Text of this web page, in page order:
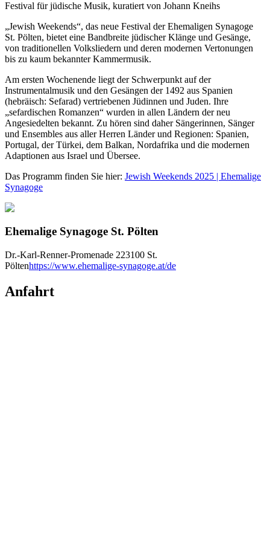
Festival für jüdische Musik, kuratiert von Johann Kneihs
„Jewish Weekends“, das neue Festival der Ehemaligen Synagoge
St. Pölten, bietet eine Bandbreite jüdischer Klänge und Gesänge,
von traditionellen Volksliedern und deren modernen Vertonungen
bis zu kaum bekannter Kammermusik.
Am ersten Wochenende liegt der Schwerpunkt auf der
Instrumentalmusik und den Gesängen der 1492 aus Spanien
(hebräisch: Sefarad) vertriebenen Jüdinnen und Juden. Ihre
„sefardischen Romanzen“ wurden in allen Ländern der neu
Angesiedelten bekannt. Zu hören sind daher Sängerinnen, Sänger
und Ensembles aus aller Herren Länder und Regionen: Spanien,
Portugal, der Türkei, dem Balkan, Nordafrika und die modernen
Adaptionen aus Israel und Übersee.
Das Programm finden Sie hier: Jewish Weekends 2025 | Ehemalige
Synagoge
Ehemalige Synagoge St. Pölten
Dr.-Karl-Renner-Promenade 223100 St.
Pöltenhttps://www.ehemalige-synagoge.at/de
Anfahrt